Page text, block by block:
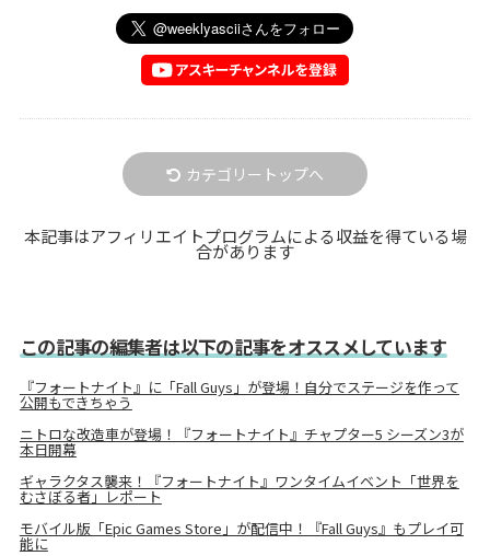
カテゴリートップへ
本記事はアフィリエイトプログラムによる収益を得ている場
合があります
この記事の編集者は以下の記事をオススメしています
『フォートナイト』に「Fall Guys」が登場！自分でステージを作って
公開もできちゃう
ニトロな改造車が登場！『フォートナイト』チャプター5 シーズン3が
本日開幕
ギャラクタス襲来！『フォートナイト』ワンタイムイベント「世界を
むさぼる者」レポート
モバイル版「Epic Games Store」が配信中！『Fall Guys』もプレイ可
能に